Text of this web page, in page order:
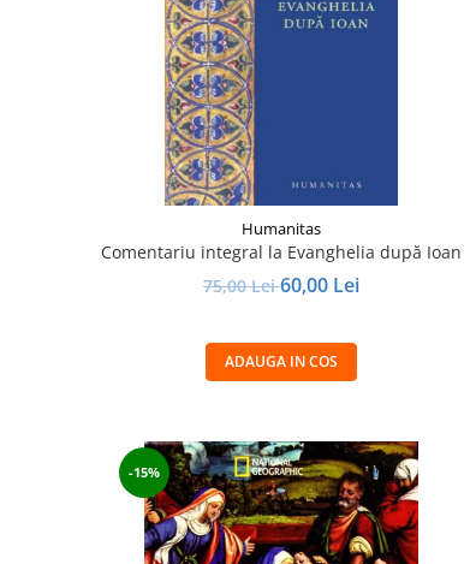
Humanitas
Comentariu integral la Evanghelia după Ioan
75,00 Lei60,00 Lei
ADAUGA IN COS
-15%